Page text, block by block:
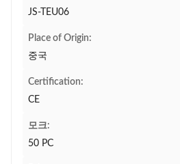
JS-TEU06
Place of Origin:
중국
Certification:
CE
모크:
50 PC